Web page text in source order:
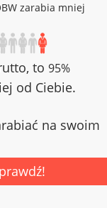
zarabia mniej
to 95%
od Ciebie.
na swoim